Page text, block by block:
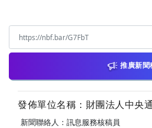
推廣新聞
發佈單位名稱：財團法人中央
新聞聯絡人：訊息服務核稿員